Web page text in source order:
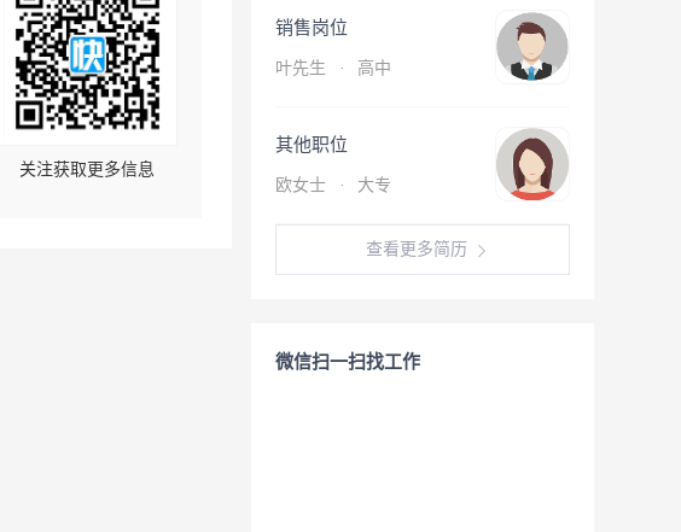
关注获取更多信息
销售岗位
叶先生 · 高中
其他职位
欧女士 · 大专
查看更多简历
微信扫一扫找工作